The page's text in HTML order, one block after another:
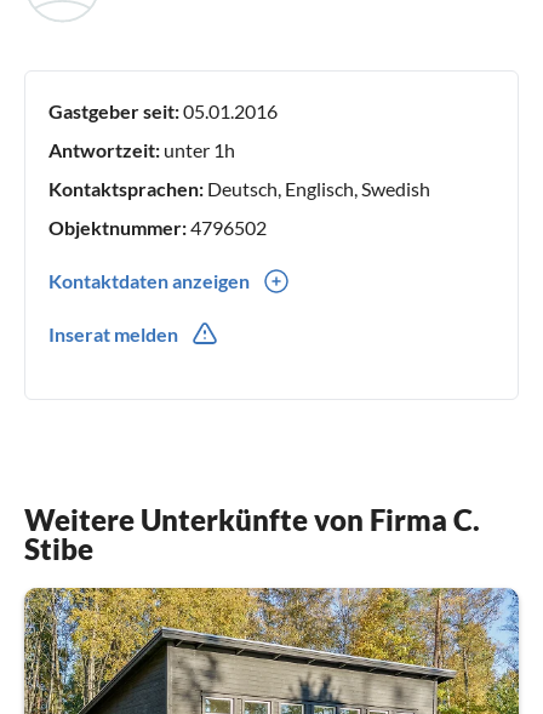
Gastgeber seit:05.01.2016
Antwortzeit: unter 1h
Kontaktsprachen: Deutsch, Englisch, Swedish
Objektnummer:4796502
Kontaktdaten anzeigen
Inserat melden
Weitere Unterkünfte von Firma C.
Stibe